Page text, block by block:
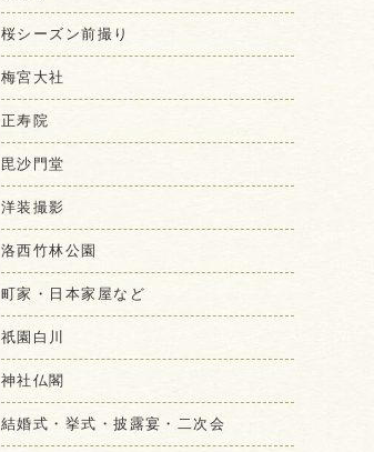
桜シーズン前撮り
梅宮大社
正寿院
毘沙門堂
洋装撮影
洛西竹林公園
町家・日本家屋など
祇園白川
神社仏閣
結婚式・挙式・披露宴・二次会